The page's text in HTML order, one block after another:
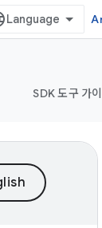
SDK 도구 가